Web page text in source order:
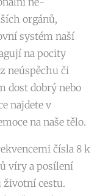
orgánů,
systém naší
na pocity
neúspěchu či
dost dobrý nebo
najdete v
na naše tělo.
čísla 8 k
víry a posílení
životní cestu.